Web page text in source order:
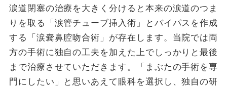
涙道閉塞の治療を大きく分けると本来の涙道のつま
りを取る「涙管チューブ挿入術」とバイパスを作成
する「涙嚢鼻腔吻合術」が存在します。当院では両
方の手術に独自の工夫を加えた上でしっかりと最後
まで治療させていただきます。「まぶたの手術を専
門にしたい」と思いあえて眼科を選択し、独自の研